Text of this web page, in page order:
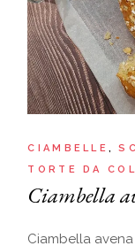
CIAMBELLE
TORTE DA
Ciambella
Ciambella